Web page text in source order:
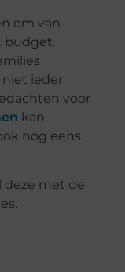
om van
budget.
niet ieder
voor
kan
nog eens
deze met de